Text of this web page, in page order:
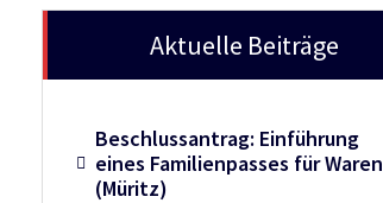
Aktuelle Beiträge
Beschlussantrag: Einführung
eines Familienpasses für Waren
(Müritz)